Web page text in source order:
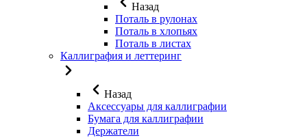
Назад
Поталь в рулонах
Поталь в хлопьях
Поталь в листах
Каллиграфия и леттеринг
Назад
Аксессуары для каллиграфии
Бумага для каллиграфии
Держатели